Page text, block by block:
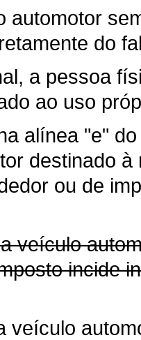
automotor
do
a pessoa
ao uso
alínea "e"
destinado
ou de
veículo
incide
veículo